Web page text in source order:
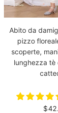
Abito da
pizzo
scoperte,
lunghezza tè